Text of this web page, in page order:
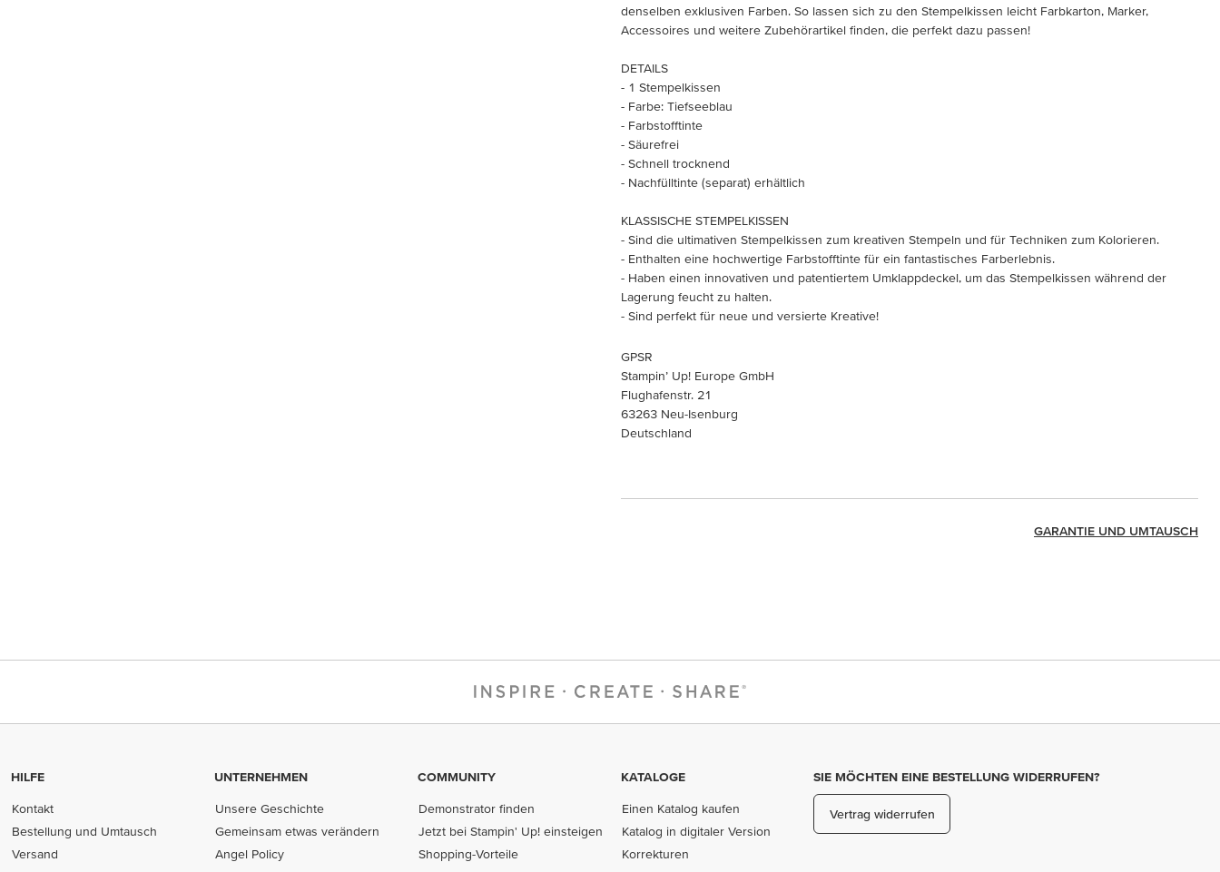
denselben exklusiven Farben. So lassen sich zu den Stempelkissen leicht Farbkarton, Marker,
Accessoires und weitere Zubehörartikel finden, die perfekt dazu passen!
DETAILS
- 1 Stempelkissen
- Farbe: Tiefseeblau
- Farbstofftinte
- Säurefrei
- Schnell trocknend
- Nachfülltinte (separat) erhältlich
KLASSISCHE STEMPELKISSEN
- Sind die ultimativen Stempelkissen zum kreativen Stempeln und für Techniken zum Kolorieren.
- Enthalten eine hochwertige Farbstofftinte für ein fantastisches Farberlebnis.
- Haben einen innovativen und patentiertem Umklappdeckel, um das Stempelkissen während der
Lagerung feucht zu halten.
- Sind perfekt für neue und versierte Kreative!
GPSR
Stampin’ Up! Europe GmbH
Flughafenstr. 21
63263 Neu-Isenburg
Deutschland
GARANTIE UND UMTAUSCH
HILFE
Kontakt
Bestellung und Umtausch
Versand
UNTERNEHMEN
Unsere Geschichte
Gemeinsam etwas verändern
Angel Policy
COMMUNITY
Demonstrator finden
Jetzt bei Stampin' Up! einsteigen
Shopping-Vorteile
KATALOGE
Einen Katalog kaufen
Katalog in digitaler Version
Korrekturen
SIE MÖCHTEN EINE BESTELLUNG WIDERRUFEN?
Vertrag widerrufen